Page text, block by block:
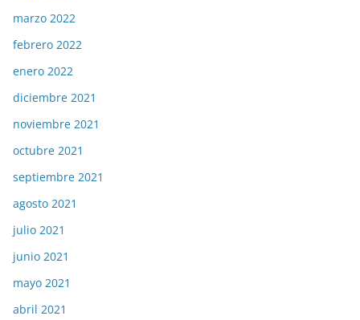
marzo 2022
febrero 2022
enero 2022
diciembre 2021
noviembre 2021
octubre 2021
septiembre 2021
agosto 2021
julio 2021
junio 2021
mayo 2021
abril 2021